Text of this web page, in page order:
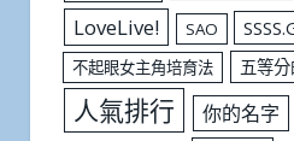
LoveLive! SAO
不起眼女主角培育法 五等
人氣排行 你的名字